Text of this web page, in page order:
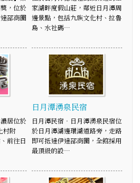
，位於
邵商圈
家湖畔度假山莊，鄰近日月潭周
邊景點，包括九族文化村、拉魯
島、水社碼…
居位於
村附
前往日
日月潭湧泉民宿
日月潭民宿‧日月潭湧泉民宿位
於日月潭湖邊環湖道路旁，走路
即可抵達伊達邵商圈，全館採用
最頂級的設…